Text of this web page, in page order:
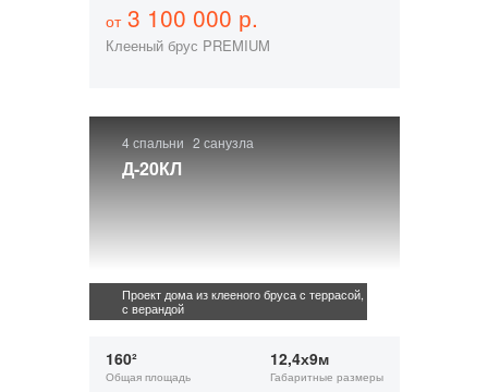
от3 100 000 р.
Клееный брус PREMIUM
4 спальни 2 санузла
Д-20КЛ
Проект дома из клееного бруса с террасой,
с верандой
160²
Общая площадь
12,4х9м
Габаритные размеры